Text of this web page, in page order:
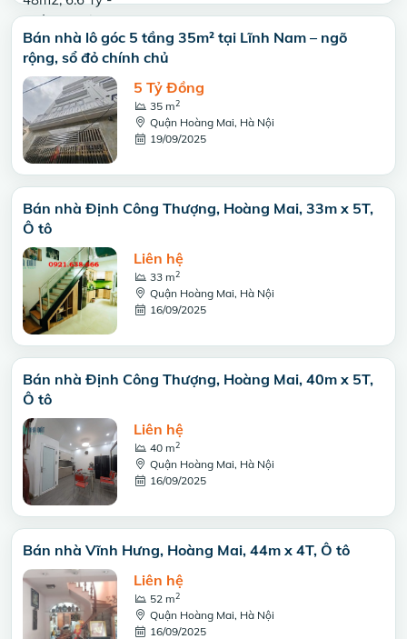
Bán nhà lô góc 5 tầng 35m² tại Lĩnh Nam – ngõ
rộng, sổ đỏ chính chủ
5 Tỷ Đồng
35 m2
Quận Hoàng Mai, Hà Nội
19/09/2025
Bán nhà Định Công Thượng, Hoàng Mai, 33m x 5T,
Ô tô
Liên hệ
33 m2
Quận Hoàng Mai, Hà Nội
16/09/2025
Bán nhà Định Công Thượng, Hoàng Mai, 40m x 5T,
Ô tô
Liên hệ
40 m2
Quận Hoàng Mai, Hà Nội
16/09/2025
Bán nhà Vĩnh Hưng, Hoàng Mai, 44m x 4T, Ô tô
Liên hệ
52 m2
Quận Hoàng Mai, Hà Nội
16/09/2025